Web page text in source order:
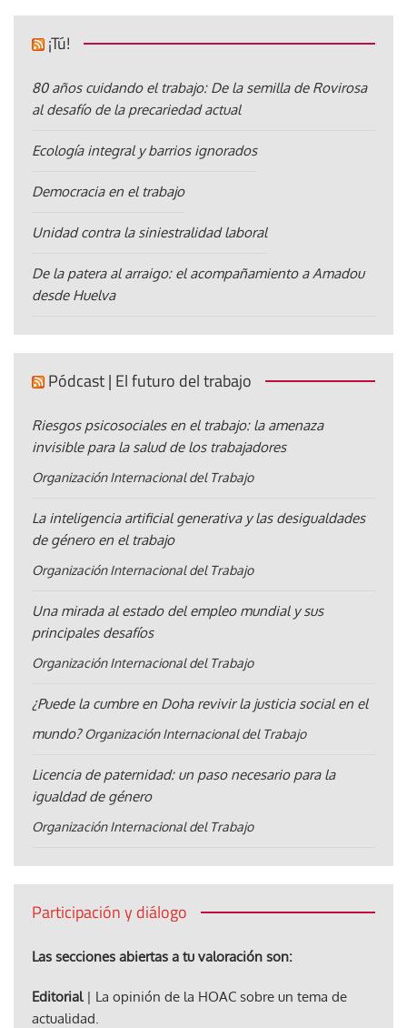
¡Tú!
80 años cuidando el trabajo: De la semilla de Rovirosa
al desafío de la precariedad actual
Ecología integral y barrios ignorados
Democracia en el trabajo
Unidad contra la siniestralidad laboral
De la patera al arraigo: el acompañamiento a Amadou
desde Huelva
Pódcast | El futuro del trabajo
Riesgos psicosociales en el trabajo: la amenaza
invisible para la salud de los trabajadores
Organización Internacional del Trabajo
La inteligencia artificial generativa y las desigualdades
de género en el trabajo
Organización Internacional del Trabajo
Una mirada al estado del empleo mundial y sus
principales desafíos
Organización Internacional del Trabajo
¿Puede la cumbre en Doha revivir la justicia social en el
mundo? Organización Internacional del Trabajo
Licencia de paternidad: un paso necesario para la
igualdad de género
Organización Internacional del Trabajo
Participación y diálogo
Las secciones abiertas a tu valoración son:
Editorial| La opinión de la HOAC sobre un tema de
actualidad.